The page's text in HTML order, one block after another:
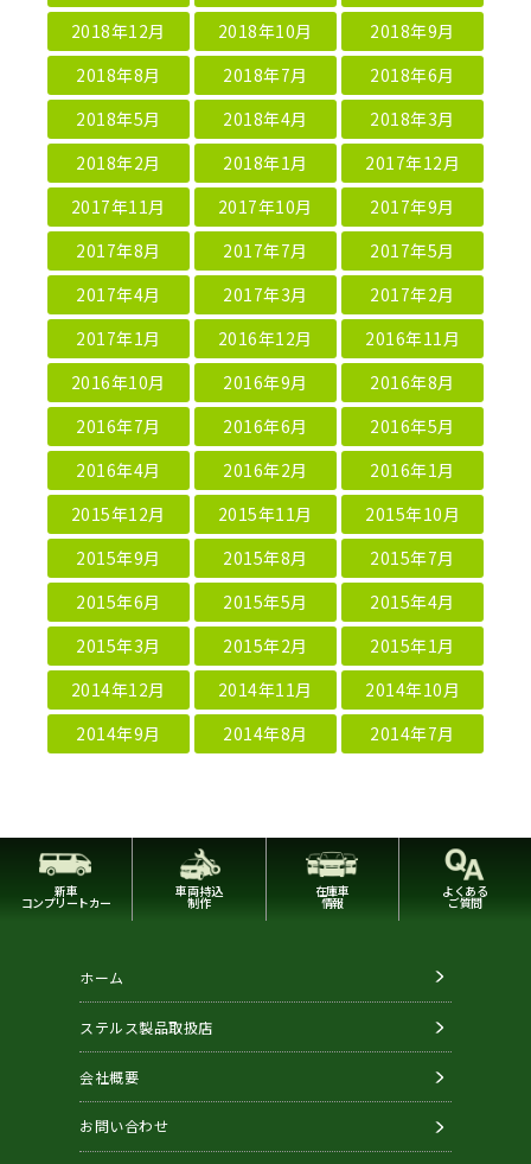
2018年12月
2018年10月
2018年9月
2018年8月
2018年7月
2018年6月
2018年5月
2018年4月
2018年3月
2018年2月
2018年1月
2017年12月
2017年11月
2017年10月
2017年9月
2017年8月
2017年7月
2017年5月
2017年4月
2017年3月
2017年2月
2017年1月
2016年12月
2016年11月
2016年10月
2016年9月
2016年8月
2016年7月
2016年6月
2016年5月
2016年4月
2016年2月
2016年1月
2015年12月
2015年11月
2015年10月
2015年9月
2015年8月
2015年7月
2015年6月
2015年5月
2015年4月
2015年3月
2015年2月
2015年1月
2014年12月
2014年11月
2014年10月
2014年9月
2014年8月 2014年7月
新車
コンプリートカー
車両持込
制作
在庫車
情報
よくある
ご質問
ホーム
ステルス製品取扱店
会社概要
お問い合わせ